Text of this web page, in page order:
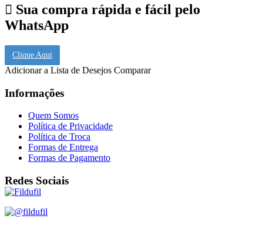
Sua compra rápida e fácil pelo
WhatsApp
Clique Aqui
Adicionar a Lista de Desejos Comparar
Informações
Quem Somos
Política de Privacidade
Política de Troca
Formas de Entrega
Formas de Pagamento
Redes Sociais